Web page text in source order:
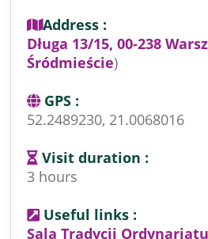
Address :
Długa 13/15, 00-238
Śródmieście)
GPS :
52.2489230, 21.0068016
Visit duration :
3 hours
Useful links :
Sala Tradycji